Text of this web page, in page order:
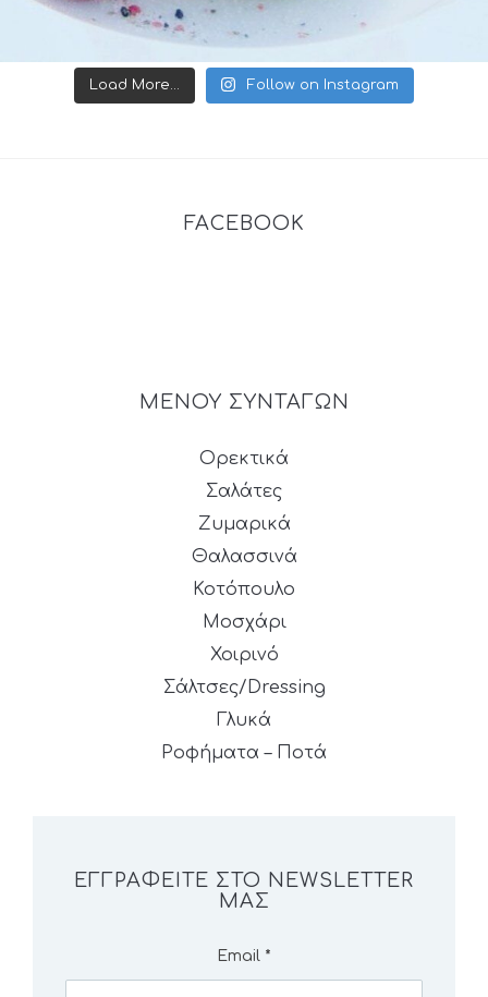
Load More... Follow on Instagram
FACEBOOK
ΜΕΝΟΥ ΣΥΝΤΑΓΩΝ
Ορεκτικά
Σαλάτες
Ζυμαρικά
Θαλασσινά
Κοτόπουλο
Μοσχάρι
Χοιρινό
Σάλτσες/Dressing
Γλυκά
Ροφήματα – Ποτά
ΕΓΓΡΑΦΕΊΤΕ ΣΤΟ NEWSLETTER
ΜΑΣ
Email *